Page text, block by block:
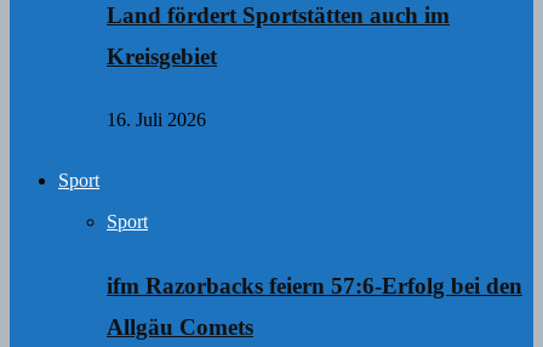
Land fördert Sportstätten auch im
Kreisgebiet
16. Juli 2026
Sport
Sport
ifm Razorbacks feiern 57:6-Erfolg bei den
Allgäu Comets